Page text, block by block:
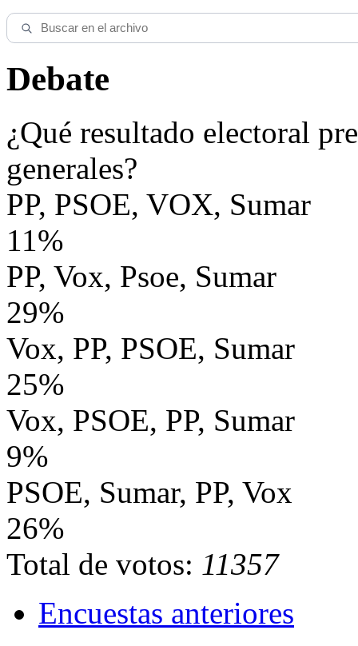
Debate
¿Qué resultado electoral
generales?
PP, PSOE, VOX, Sumar
11%
PP, Vox, Psoe, Sumar
29%
Vox, PP, PSOE, Sumar
25%
Vox, PSOE, PP, Sumar
9%
PSOE, Sumar, PP, Vox
26%
Total de votos: 11357
Encuestas anteriores